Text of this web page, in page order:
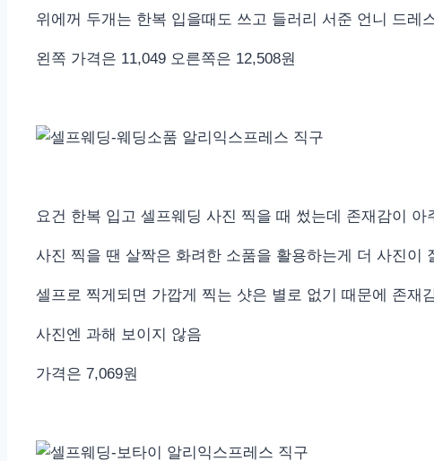
위에꺼 두개는 한복 입을때도 쓰고 들러리 서준 언니 드레
왼쪽 가격은 11,049 오른쪽은 12,508원
요건 한복 입고 셀프웨딩 사진 찍을 때 썼는데 존재감이
사진 찍을 땐 살짝은 화려한 소품을 활용하는게 더 사진이
셀프로 찍게되면 가깝게 찍는 샷은 별로 없기 때문에 존재
사진엔 과해 보이지 않음
가격은 7,069원